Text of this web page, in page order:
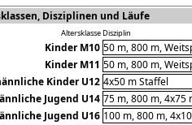
Disziplinen und Läufe
AltersklasseDisziplin
Kinder M10 50 m, 800 m,
Kinder M11 50 m, 800 m,
Kinder U12 4x50 m Staffel
Jugend U14 75 m, 800 m, 4x75
Jugend U16 100 m, 800 m,